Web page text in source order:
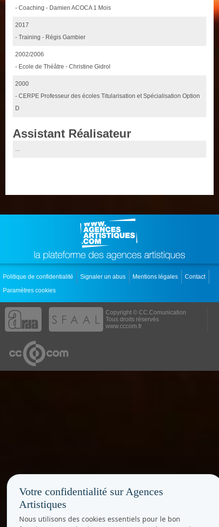
- Coaching - Damien ACOCA 1 Mois
2017
- Training - Régis Gambier
2002/2006
- Ecole de Théâtre - Christine Gidrol
2000
- CERPE Professeur des écoles Titularisation et Spécialisation Option
D
Assistant Réalisateur
...
Politique de confidentialité Signaler un abus Mentions légales
Contact
Paramètres cookies
Copyright © CC.Comunication
Tous droits réservés
www.cccom.fr
Votre confidentialité sur Agences
Artistiques
Nous utilisons des cookies essentiels pour le bon